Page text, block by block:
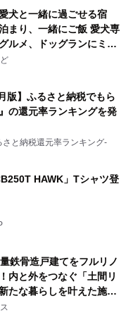
犬と一緒に過ごせる宿
まり、一緒にご飯 愛犬専
ルメ、ドッグランにミニ
ピングとトレーラーハウ
版】ふるさと納税でもら
の還元率ランキングを発
さと納税還元率ランキング-
HAWK」Tシャツ登
鉄骨造戸建てをフルリノ
内と外をつなぐ「土間リ
たな暮らしを叶えた施工
社アースが公開